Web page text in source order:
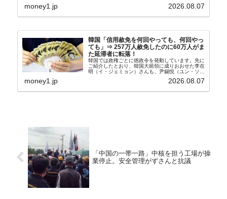
台数はこの中に捉えられているはずです。先月から
money1.jp 2026.08.07
韓国「信用赦免を何回やっても、何回やっ
ても」⇒ 257万人赦免したのに60万人がま
た延滞者に転落！
韓国では政権ごとに徳政令を発動しています。先に
ご紹介したとおり、韓国大統領に成りおおせた李在
明（イ・ジェミョン）さんも、尹錫悦（ユン・ソギ
ョル）前政権が行った――「新出発基金」をバッド
バンクにして不良債権の買い取りを行い、分割償還
money1.jp 2026.08.07
「中国の一帯一路」中核を担う工場が操
業停止。安全管理がずさんと抗議